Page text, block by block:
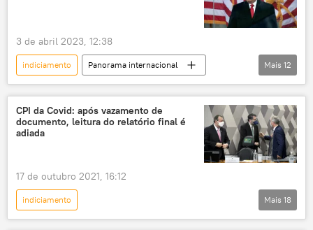
3 de abril 2023, 12:38
indiciamento
Panorama internacional
Américas
EUA
Washington
Casa Branca
Donald Trump
Joe Biden
tensão política
política
Mais 12
CPI da Covid: após vazamento de
documento, leitura do relatório final é
adiada
17 de outubro 2021, 16:12
indiciamento
Coronavírus no Brasil em outubro de 2021
Mais 18